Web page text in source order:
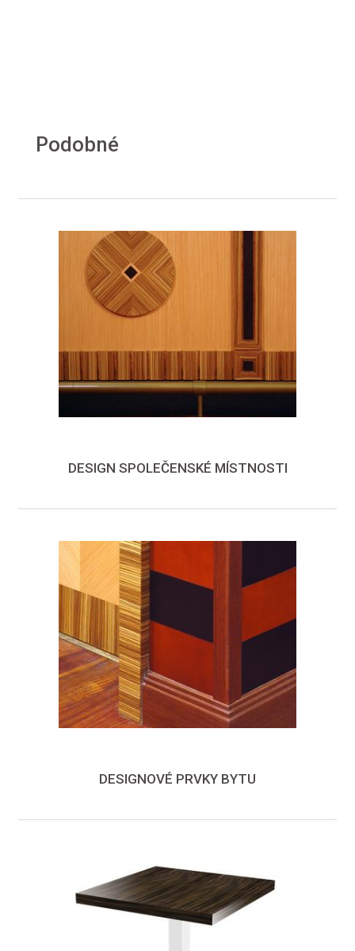
Podobné
DESIGN SPOLEČENSKÉ MÍSTNOSTI
DESIGNOVÉ PRVKY BYTU